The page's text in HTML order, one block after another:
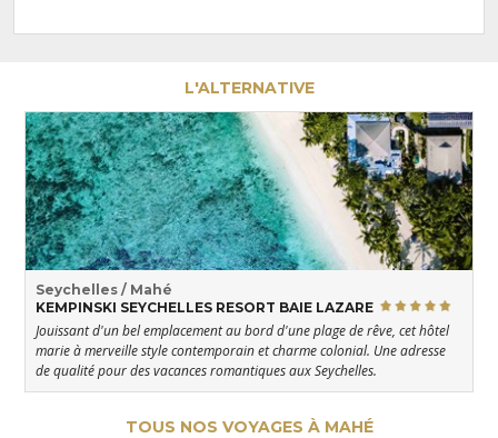
L'ALTERNATIVE
Seychelles / Mahé
KEMPINSKI SEYCHELLES RESORT BAIE LAZARE
Jouissant d'un bel emplacement au bord d'une plage de rêve, cet hôtel
marie à merveille style contemporain et charme colonial. Une adresse
de qualité pour des vacances romantiques aux Seychelles.
TOUS NOS VOYAGES À MAHÉ